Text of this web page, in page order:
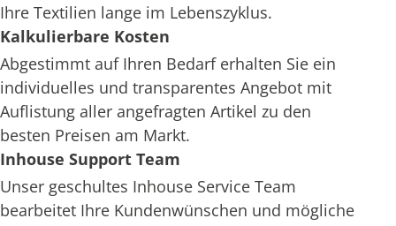
Ihre Textilien lange im Lebenszyklus.
Kalkulierbare Kosten
Abgestimmt auf Ihren Bedarf erhalten Sie ein
individuelles und transparentes Angebot mit
Auflistung aller angefragten Artikel zu den
besten Preisen am Markt.
Inhouse Support Team
Unser geschultes Inhouse Service Team
bearbeitet Ihre Kundenwünschen und mögliche